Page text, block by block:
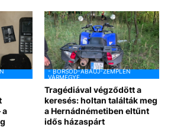
a
- BORSOD-ABAÚJ-ZEMPLÉN
VÁRMEGYE
Tragédiával végződött a
keresés: holtan találták meg
a Hernádnémetiben eltűnt
idős házaspárt